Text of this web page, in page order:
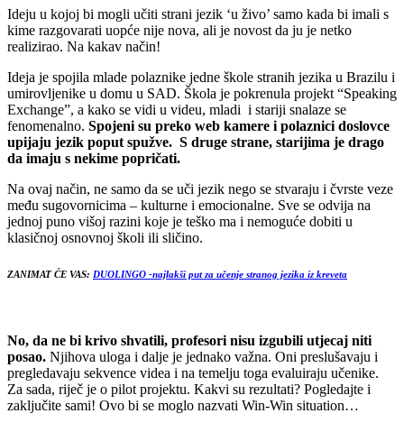
Ideju u kojoj bi mogli učiti strani jezik ‘u živo’ samo kada bi imali s
kime razgovarati uopće nije nova, ali je novost da ju je netko
realizirao. Na kakav način!
Ideja je spojila mlade polaznike jedne škole stranih jezika u Brazilu i
umirovljenike u domu u SAD. Škola je pokrenula projekt “Speaking
Exchange”, a kako se vidi u videu, mladi i stariji snalaze se
fenomenalno. Spojeni su preko web kamere i polaznici doslovce
upijaju jezik poput spužve. S druge strane, starijima je drago
da imaju s nekime popričati.
Na ovaj način, ne samo da se uči jezik nego se stvaraju i čvrste veze
među sugovornicima – kulturne i emocionalne. Sve se odvija na
jednoj puno višoj razini koje je teško ma i nemoguće dobiti u
klasičnoj osnovnoj školi ili sličino.
ZANIMAT ĆE VAS: DUOLINGO -najlakši put za učenje stranog jezika iz kreveta
No, da ne bi krivo shvatili, profesori nisu izgubili utjecaj niti
posao. Njihova uloga i dalje je jednako važna. Oni preslušavaju i
pregledavaju sekvence videa i na temelju toga evaluiraju učenike.
Za sada, riječ je o pilot projektu. Kakvi su rezultati? Pogledajte i
zaključite sami! Ovo bi se moglo nazvati Win-Win situation…